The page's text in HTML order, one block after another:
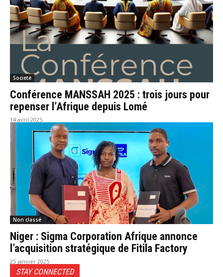
Societé
Conférence MANSSAH 2025 : trois jours pour
repenser l’Afrique depuis Lomé
14 avril 2025
Non classé
Niger : Sigma Corporation Afrique annonce
l’acquisition stratégique de Fitila Factory
25 janvier 2025
STAY CONNECTED